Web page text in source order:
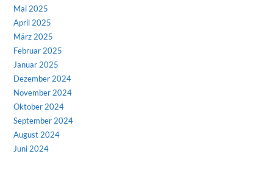
Mai 2025
April 2025
März 2025
Februar 2025
Januar 2025
Dezember 2024
November 2024
Oktober 2024
September 2024
August 2024
Juni 2024